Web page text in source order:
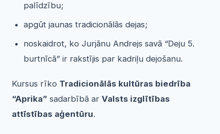
palīdzību;
apgūt jaunas tradicionālās dejas;
noskaidrot, ko Jurjānu Andrejs savā “Deju 5.
burtnīcā” ir rakstījis par kadriļu dejošanu.
Kursus rīko Tradicionālās kultūras biedrība
“Aprika” sadarbībā ar Valsts izglītības
attīstības aģentūru.